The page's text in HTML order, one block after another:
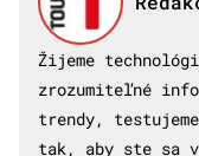
Žijeme
zrozumiteľné
trendy,
tak, aby ste sa